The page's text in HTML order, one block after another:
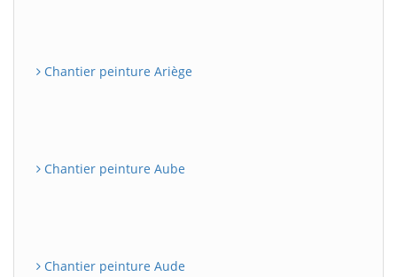
Chantier peinture Ariège
Chantier peinture Aube
Chantier peinture Aude